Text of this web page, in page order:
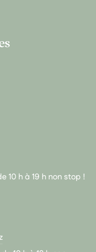
10 h à 19 h non stop !